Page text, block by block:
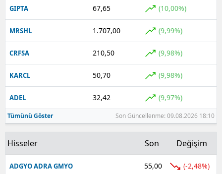
Karaman
Kırıkkale
Şırnak
Bartın
Ardahan
Yalova
Karabük
GIPTA 67,65 (10,00%)
MRSHL 1.707,00 (9,99%)
CRFSA 210,50 (9,98%)
KARCL 50,70 (9,98%)
ADEL 32,42 (9,97%)
Tümünü Göster Son Güncellenme: 09.08.2026 18:10
Hisseler Son Değişim
ADGYO ADRA GMYO 55,00 (-2,48%)